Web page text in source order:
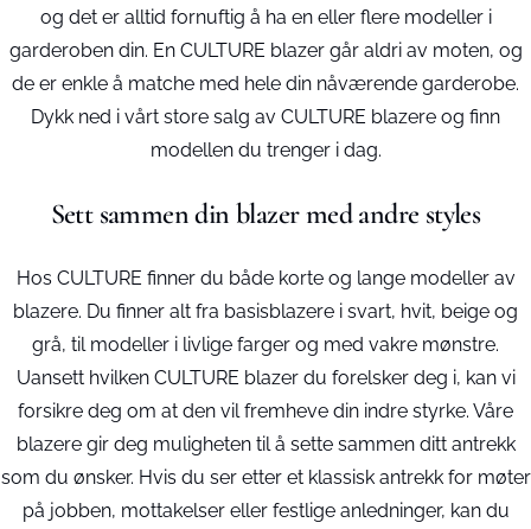
og det er alltid fornuftig å ha en eller flere modeller i
garderoben din. En CULTURE blazer går aldri av moten, og
de er enkle å matche med hele din nåværende garderobe.
Dykk ned i vårt store salg av CULTURE blazere og finn
modellen du trenger i dag.
Sett sammen din blazer med andre styles
Hos CULTURE finner du både korte og lange modeller av
blazere. Du finner alt fra basisblazere i svart, hvit, beige og
grå, til modeller i livlige farger og med vakre mønstre.
Uansett hvilken CULTURE blazer du forelsker deg i, kan vi
forsikre deg om at den vil fremheve din indre styrke. Våre
blazere gir deg muligheten til å sette sammen ditt antrekk
som du ønsker. Hvis du ser etter et klassisk antrekk for møter
på jobben, mottakelser eller festlige anledninger, kan du